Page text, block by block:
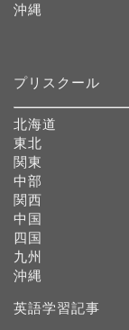
沖縄
プリスクール
北海道
東北
関東
中部
関西
中国
四国
九州
沖縄
英語学習記事